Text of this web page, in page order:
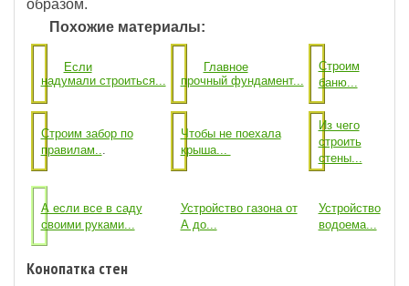
образом.
Похожие материалы:
Если
надумали строиться...
Главное
прочный фундамент...
Строим
баню...
Строим забор по
правилам...
Чтобы не поехала
крыша...
Из чего
строить
стены...
А если все в саду
своими руками...
Устройство газона от
А до...
Устройство
водоема...
Конопатка стен